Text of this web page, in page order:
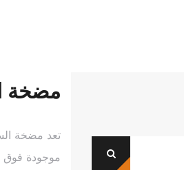
مضخة
تعد مضخة
موجودة فوق